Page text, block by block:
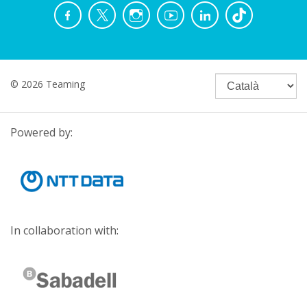
© 2026 Teaming
Powered by:
In collaboration with: